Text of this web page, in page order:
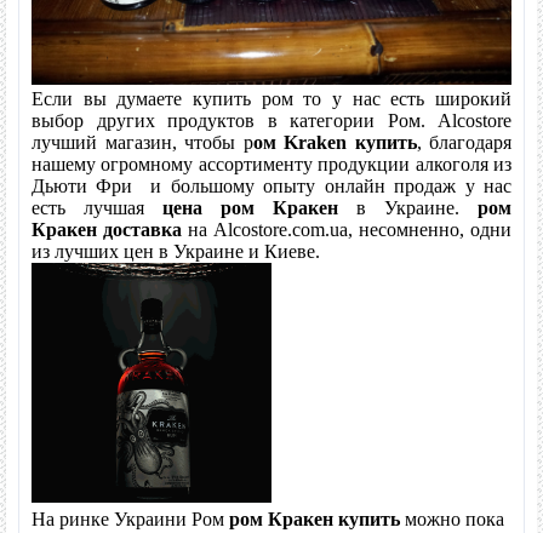
Если вы думаете купить ромто у нас есть широкий
выбор других продуктов в категории Ром. Alcostore
лучший магазин, чтобы ром Kraken купить, благодаря
нашему огромному ассортименту продукции алкоголя из
Дьюти Фри и большому опыту онлайн продаж у нас
есть лучшая цена ром Кракен в Украине. ром
Кракен доставка на Alcostore.com.ua, несомненно, одни
из лучших цен в Украине и Киеве.
На ринке Украини Ром ром Кракен купить можно пока